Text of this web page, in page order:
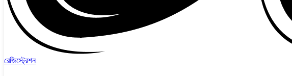
রেজিস্ট্রেশন